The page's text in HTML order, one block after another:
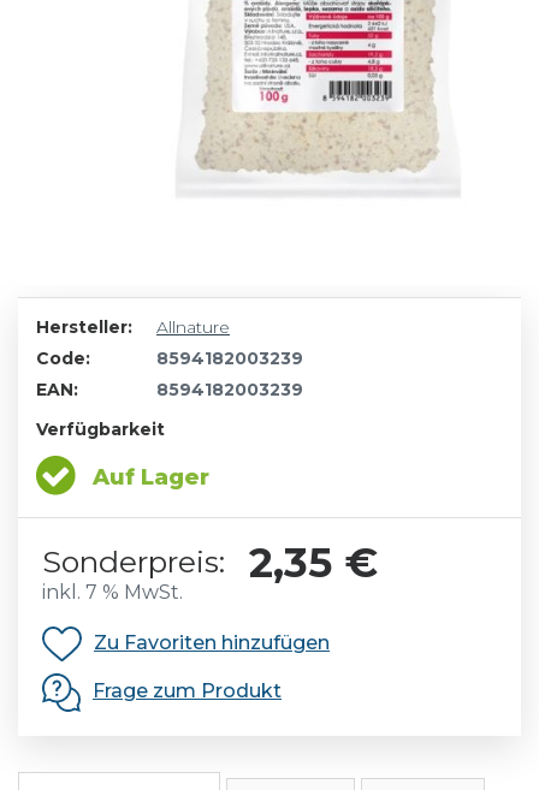
Hersteller:
Allnature
Code:
8594182003239
EAN:
8594182003239
Verfügbarkeit
Auf Lager
Sonderpreis: 2,35 €
inkl. 7 % MwSt.
Zu Favoriten hinzufügen
Frage zum Produkt